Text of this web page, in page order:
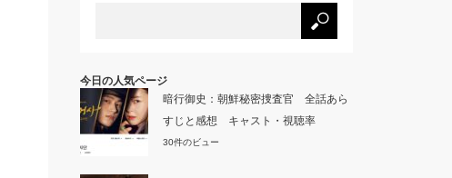
今日の人気ページ
暗行御史：朝鮮秘密捜査官 全話あら
すじと感想 キャスト・視聴率
30件のビュー